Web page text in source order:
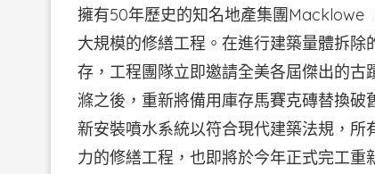
擁有50年歷史的知名地產集團Macklowe
大規模的修繕工程。在進行建築量體拆
存，工程團隊立即邀請全美各屆傑出的
滌之後，重新將備用庫存馬賽克磚替換
新安裝噴水系統以符合現代建築法規，
力的修繕工程，也即將於今年正式完工重